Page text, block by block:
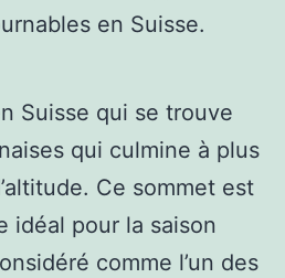
en Suisse.
Suisse qui se trouve
qui culmine à plus
Ce sommet est
idéal pour la saison
comme l’un des